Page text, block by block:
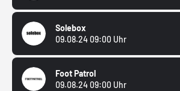
Solebox
09.08.24 09:00 Uhr
Foot Patrol
09.08.24 09:00 Uhr